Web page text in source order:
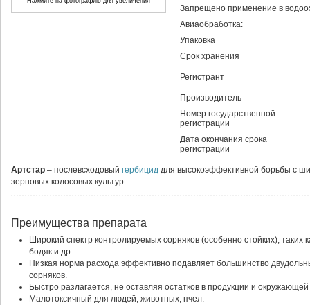
Запрещено применение в
Авиаобработка:
Упаковка
Срок хранения
Регистрант
Производитель
Номер государственной
регистрации
Дата окончания срока
регистрации
Артстар – послевсходовый гербицид для высокоэффективной борьбы с
зерновых колосовых культур.
Преимущества препарата
Широкий спектр контролируемых сорняков (особенно стойких), таких
бодяк и др.
Низкая норма расхода эффективно подавляет большинство
сорняков.
Быстро разлагается, не оставляя остатков в продукции и
Малотоксичный для людей, животных, пчел.